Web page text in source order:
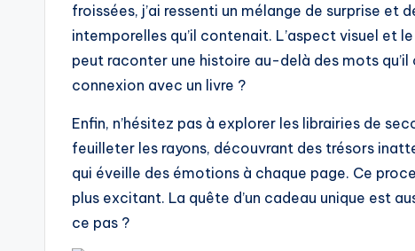
froissées, j’ai ressenti un mélange de surprise et
intemporelles qu’il contenait. L’aspect visuel et
peut raconter une histoire au-delà des mots
connexion avec un livre ?
Enfin, n’hésitez pas à explorer les librairies de
feuilleter les rayons, découvrant des trésors
qui éveille des émotions à chaque page. Ce
plus excitant. La quête d’un cadeau unique est
ce pas ?